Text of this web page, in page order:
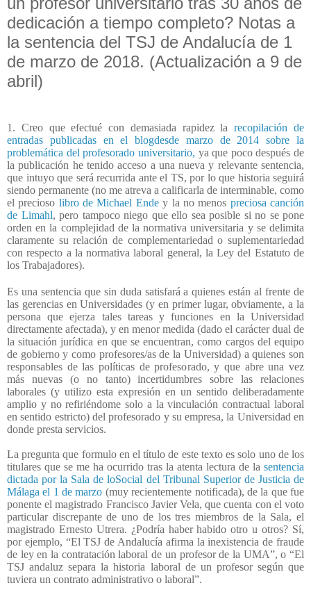
dedicación a tiempo completo? Notas a
la sentencia del TSJ de Andalucía de 1
de marzo de 2018. (Actualización a 9 de
abril)
1. Creo que efectué con demasiada rapidez larecopilación de
entradas publicadas en el blogdesde marzo de 2014 sobre la
problemática del profesorado universitario, ya que poco después de
la publicación he tenido acceso a una nueva y relevante sentencia,
que intuyo que será recurrida ante el TS, por lo que historia seguirá
siendo permanente (no me atreva a calificarla de interminable, como
el precioso libro de Michael Endey la no menos preciosa canción
de Limahl, pero tampoco niego que ello sea posible si no se pone
orden en la complejidad de la normativa universitaria y se delimita
claramente su relación de complementariedad o suplementariedad
con respecto a la normativa laboral general, la Ley del Estatuto de
los Trabajadores).
Es una sentencia que sin duda satisfará a quienes están al frente de
las gerencias en Universidades (y en primer lugar, obviamente, a la
persona que ejerza tales tareas y funciones en la Universidad
directamente afectada), y en menor medida (dado el carácter dual de
la situación jurídica en que se encuentran, como cargos del equipo
de gobierno y como profesores/as de la Universidad) a quienes son
responsables de las políticas de profesorado, y que abre una vez
más nuevas (o no tanto) incertidumbres sobre las relaciones
laborales (y utilizo esta expresión en un sentido deliberadamente
amplio y no refiriéndome solo a la vinculación contractual laboral
en sentido estricto) del profesorado y su empresa, la Universidad en
donde presta servicios.
La pregunta que formulo en el título de este texto es solo uno de los
titulares que se me ha ocurrido tras la atenta lectura de la sentencia
dictada por la Sala de loSocial del Tribunal Superior de Justicia de
Málaga el 1 de marzo (muy recientemente notificada), de la que fue
ponente el magistrado Francisco Javier Vela, que cuenta con el voto
particular discrepante de uno de los tres miembros de la Sala, el
magistrado Ernesto Utrera. ¿Podría haber habido otro u otros? Sí,
por ejemplo, “El TSJ de Andalucía afirma la inexistencia de fraude
de ley en la contratación laboral de un profesor de la UMA”, o “El
TSJ andaluz separa la historia laboral de un profesor según que
tuviera un contrato administrativo o laboral”.